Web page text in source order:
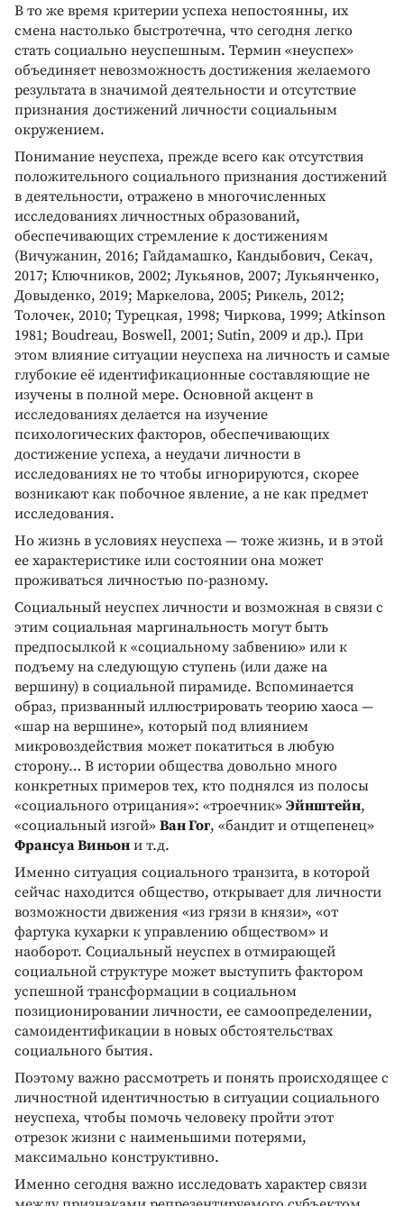
В то же время критерии успеха непостоянны, их
смена настолько быстротечна, что сегодня легко
стать социально неуспешным. Термин «неуспех»
объединяет невозможность достижения желаемого
результата в значимой деятельности и отсутствие
признания достижений личности социальным
окружением.
Понимание неуспеха, прежде всего как отсутствия
положительного социального признания достижений
в деятельности, отражено в многочисленных
исследованиях личностных образований,
обеспечивающих стремление к достижениям
(Вичужанин, 2016; Гайдамашко, Кандыбович, Секач,
2017; Ключников, 2002; Лукьянов, 2007; Лукьянченко,
Довыденко, 2019; Маркелова, 2005; Рикель, 2012;
Толочек, 2010; Турецкая, 1998; Чиркова, 1999; Atkinson
1981; Boudreau, Boswell, 2001; Sutin, 2009 и др.). При
этом влияние ситуации неуспеха на личность и самые
глубокие её идентификационные составляющие не
изучены в полной мере. Основной акцент в
исследованиях делается на изучение
психологических факторов, обеспечивающих
достижение успеха, а неудачи личности в
исследованиях не то чтобы игнорируются, скорее
возникают как побочное явление, а не как предмет
исследования.
Но жизнь в условиях неуспеха — тоже жизнь, и в этой
ее характеристике или состоянии она может
проживаться личностью по-разному.
Социальный неуспех личности и возможная в связи с
этим социальная маргинальность могут быть
предпосылкой к «социальному забвению» или к
подъему на следующую ступень (или даже на
вершину) в социальной пирамиде. Вспоминается
образ, призванный иллюстрировать теорию хаоса —
«шар на вершине», который под влиянием
микровоздействия может покатиться в любую
сторону… В истории общества довольно много
конкретных примеров тех, кто поднялся из полосы
«социального отрицания»: «троечник» Эйнштейн,
«социальный изгой» Ван Гог, «бандит и отщепенец»
Франсуа Виньон и т.д.
Именно ситуация социального транзита, в которой
сейчас находится общество, открывает для личности
возможности движения «из грязи в князи», «от
фартука кухарки к управлению обществом» и
наоборот. Социальный неуспех в отмирающей
социальной структуре может выступить фактором
успешной трансформации в социальном
позиционировании личности, ее самоопределении,
самоидентификации в новых обстоятельствах
социального бытия.
Поэтому важно рассмотреть и понять происходящее с
личностной идентичностью в ситуации социального
неуспеха, чтобы помочь человеку пройти этот
отрезок жизни с наименьшими потерями,
максимально конструктивно.
Именно сегодня важно исследовать характер связи